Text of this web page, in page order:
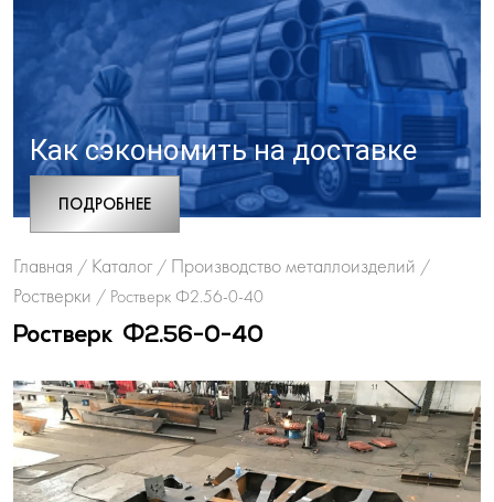
Как сэкономить на доставке
ПОДРОБНЕЕ
Главная / Каталог / Производство металлоизделий /
Ростверки / Ростверк Ф2.56-0-40
Ростверк Ф2.56-0-40